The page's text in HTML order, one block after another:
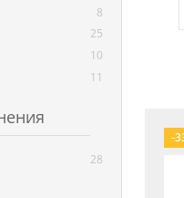
8
25
10
11
28
-